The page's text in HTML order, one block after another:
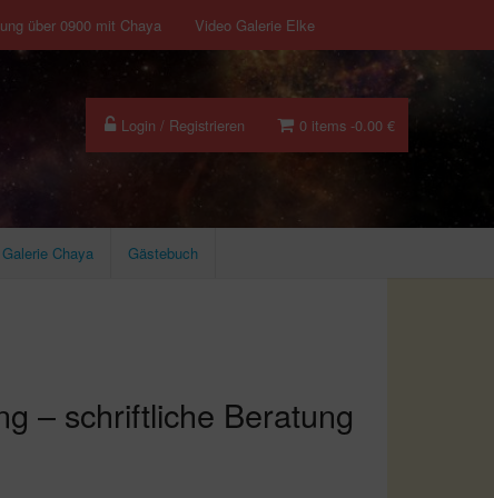
über 0900 mit Chaya Video Galerie Elke
Login / Registrieren 0 items -0.00€
Chaya Gästebuch
– schriftliche Beratung